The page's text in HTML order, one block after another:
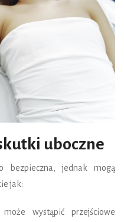
uboczne
bezpieczna, jednak mogą
jak:
wystąpić przejściowe